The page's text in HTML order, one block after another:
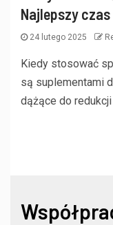
Najlepszy
24 lutego 2025
Kiedy stosować
są suplementami
dążące do redukcji